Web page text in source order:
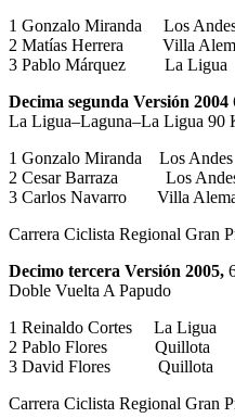
1 Gonzalo Miranda Los
2 Matías Herrera Villa
3 Pablo Márquez La Ligua
Decima segunda Versión 2004
La Ligua–Laguna–La Ligua 90
1 Gonzalo Miranda Los Andes
2 Cesar Barraza Los
3 Carlos Navarro Villa
Carrera Ciclista Regional Gran
Decimo tercera Versión 2005,
Doble Vuelta A Papudo
1 Reinaldo Cortes La Ligua
2 Pablo Flores Quillota
3 David Flores Quillota
Carrera Ciclista Regional Gran